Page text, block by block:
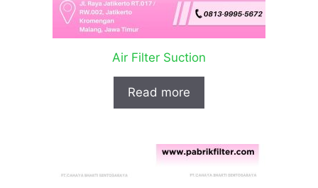
Air Filter Suction
Read more